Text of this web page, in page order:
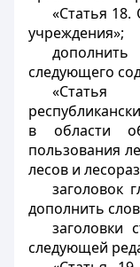
«Статья 18.
учреждения»;
следующего
«Статья
в области
пользования
лесов и
заголовок
дополнить
заголовки
следующей